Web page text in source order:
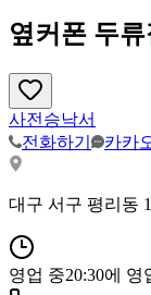
옆커폰 두류
사전승낙서
전화하기
카카
대구 서구 평리동
영업 중20:30에 영